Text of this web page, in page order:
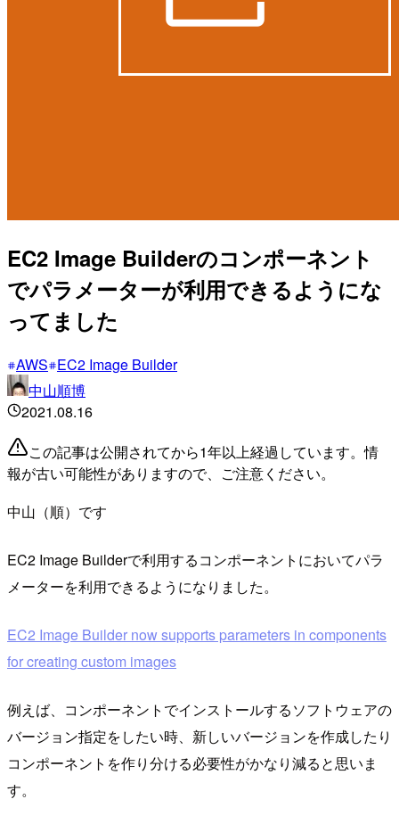
EC2 Image Builderのコンポーネント
でパラメーターが利用できるようにな
ってました
AWS EC2 Image Builder
中山順博
2021.08.16
この記事は公開されてから1年以上経過しています。情
報が古い可能性がありますので、ご注意ください。
中山（順）です
EC2 Image Builderで利用するコンポーネントにおいてパラ
メーターを利用できるようになりました。
EC2 Image Builder now supports parameters in components
for creating custom images
例えば、コンポーネントでインストールするソフトウェアの
バージョン指定をしたい時、新しいバージョンを作成したり
コンポーネントを作り分ける必要性がかなり減ると思いま
す。